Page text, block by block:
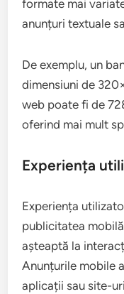
formate mai
anunțuri textuale
De exemplu, un
dimensiuni de
web poate fi de
oferind mai mult
Experiența
Experiența
publicitatea
așteaptă la
Anunțurile mobile
aplicații sau site-